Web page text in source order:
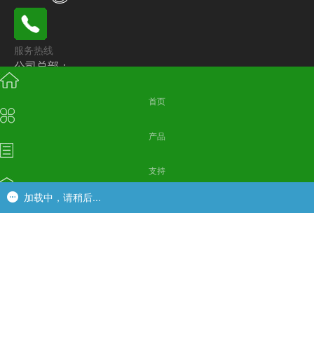
首页
产品
支持
服务热线
公司总部：
+86-769-81837972
+86-028-87869734
加载中，请稍后...
加载中，请稍后...